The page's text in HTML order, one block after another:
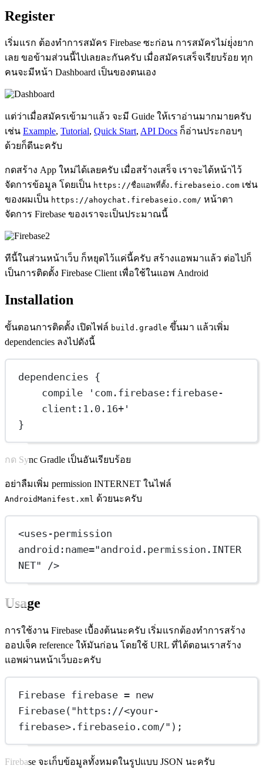
Register
เริ่มแรก ต้องทำการสมัคร Firebase ซะก่อน การสมัครไม่ยุ่่งยาก
เลย ขอข้ามส่วนนี้ไปเลยละกันครับ เมื่อสมัครเสร็จเรียบร้อย ทุก
คนจะมีหน้า Dashboard เป็นของตนเอง
แต่ว่าเมื่อสมัครเข้ามาแล้ว จะมี Guide ให้เราอ่านมากมายครับ
เช่น Example, Tutorial, Quick Start, API Docs ก็อ่านประกอบๆ
ด้วยก็ดีนะครับ
กดสร้าง App ใหม่ได้เลยครับ เมื่อสร้างเสร็จ เราจะได้หน้าไว้
จัดการข้อมูล โดยเป็น https://ชื่อแอพที่ตั้ง.firebaseio.com เช่น
ของผมเป็น https://ahoychat.firebaseio.com/ หน้าตา
จัดการ Firebase ของเราจะเป็นประมาณนี้
ทีนี้ในส่วนหน้าเว็บ ก็หยุดไว้แค่นี้ครับ สร้างแอพมาแล้ว ต่อไปก็
เป็นการติดตั้ง Firebase Client เพื่อใช้ในแอพ Android
Installation
ขั้นตอนการติดตั้ง เปิดไฟล์ build.gradle ขึ้นมา แล้วเพิ่ม
dependencies ลงไปดังนี้
dependencies {
compile 'com.firebase:firebase-
client:1.0.16+'
}
กด Sync Gradle เป็นอันเรียบร้อย
อย่าลืมเพิ่ม permission INTERNET ในไฟล์
AndroidManifest.xml ด้วยนะครับ
<uses-permission
android:name="android.permission.INTER
NET"
/>
Usage
การใช้งาน Firebase เบื้องต้นนะครับ เริ่มแรกต้องทำการสร้าง
ออปเจ็ค reference ให้มันก่อน โดยใช้ URL ที่ได้ตอนเราสร้าง
แอพผ่านหน้าเว็บอะครับ
Firebase firebase = new
Firebase("https://<your-
firebase>.firebaseio.com/");
Firebase จะเก็บข้อมูลทั้งหมดในรูปแบบ JSON นะครับ